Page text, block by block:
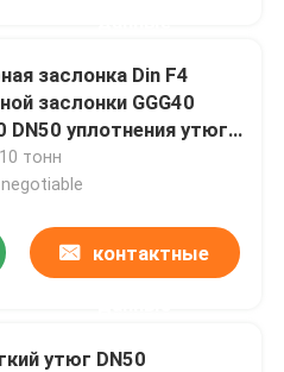
заслонка Din F4
заслонки GGG40
DN50 уплотнения утюга
тонн
negotiable
контактные
утюг DN50